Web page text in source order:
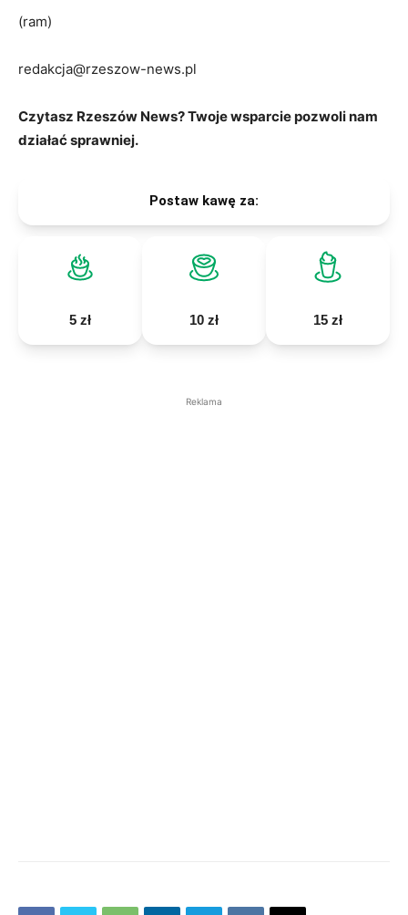
(ram)
redakcja@rzeszow-news.pl
Czytasz Rzeszów News? Twoje wsparcie pozwoli nam
działać sprawniej.
Postaw kawę za:
5 zł 10 zł 15 zł
Reklama